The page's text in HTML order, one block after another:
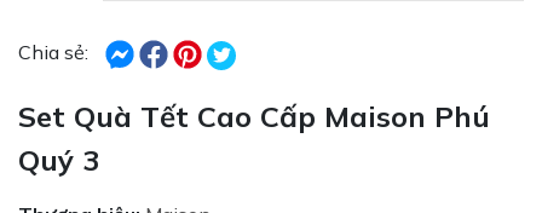
Chia sẻ:
Set Quà Tết Cao Cấp Maison Phú
Quý 3